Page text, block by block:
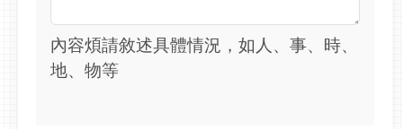
內容煩請敘述具體情況，如人、事、時、
地、物等